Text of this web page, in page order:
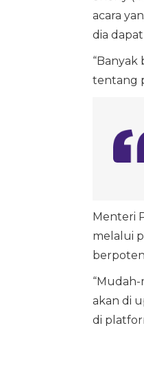
acara
dia
tentang
Menteri
melalui
akan di
di